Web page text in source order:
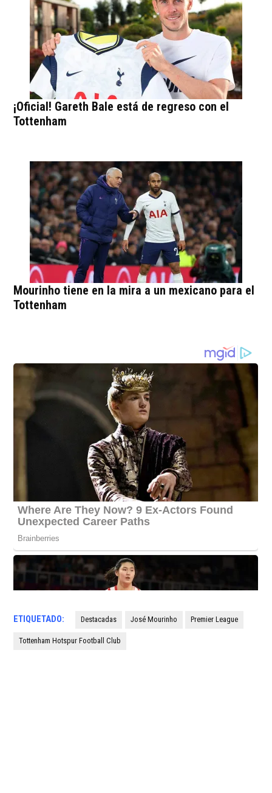
¡Oficial! Gareth Bale está de regreso con el
Tottenham
Mourinho tiene en la mira a un mexicano para el
Tottenham